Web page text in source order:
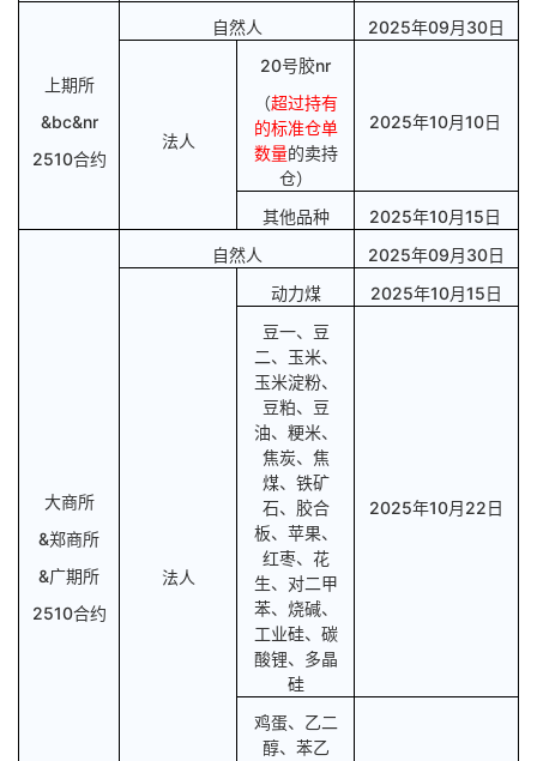
上期所
&bc&nr
2510合约
自然人 2025年09月30日
法人
20号胶nr
（超过持有
的标准仓单
数量的卖持
仓）
2025年10月10日
其他品种 2025年10月15日
大商所
&郑商所
&广期所
2510合约
自然人 2025年09月30日
法人
动力煤
2025年10月15日
豆一、豆
二、玉米、
玉米淀粉、
豆粕、豆
油、粳米、
焦炭、焦
煤、铁矿
石、胶合
板、苹果、
红枣、花
生、对二甲
苯、烧碱、
工业硅、碳
酸锂、多晶
硅
2025年10月22日
鸡蛋、乙二
醇、苯乙